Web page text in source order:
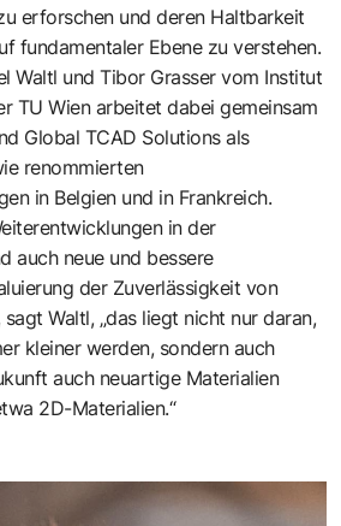
erforschen und deren Haltbarkeit
fundamentaler Ebene zu verstehen.
Waltl und Tibor Grasser vom Institut
TU Wien arbeitet dabei gemeinsam
Global TCAD Solutions als
renommierten
in Belgien und in Frankreich.
in der
auch neue und bessere
der Zuverlässigkeit von
Waltl, „das liegt nicht nur daran,
kleiner werden, sondern auch
auch neuartige Materialien
2D-Materialien.“